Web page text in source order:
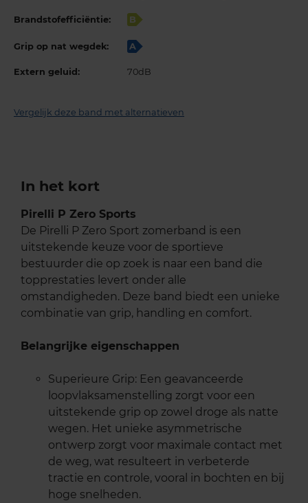
Brandstofefficiëntie: B
Grip op nat wegdek: A
Extern geluid: 70dB
Vergelijk deze band met alternatieven
In het kort
Pirelli P Zero Sports
De Pirelli P Zero Sport zomerband is een
uitstekende keuze voor de sportieve
bestuurder die op zoek is naar een band die
topprestaties levert onder alle
omstandigheden. Deze band biedt een unieke
combinatie van grip, handling en comfort.
Belangrijke eigenschappen
Superieure Grip: Een geavanceerde
loopvlaksamenstelling zorgt voor een
uitstekende grip op zowel droge als natte
wegen. Het unieke asymmetrische
ontwerp zorgt voor maximale contact met
de weg, wat resulteert in verbeterde
tractie en controle, vooral in bochten en bij
hoge snelheden.